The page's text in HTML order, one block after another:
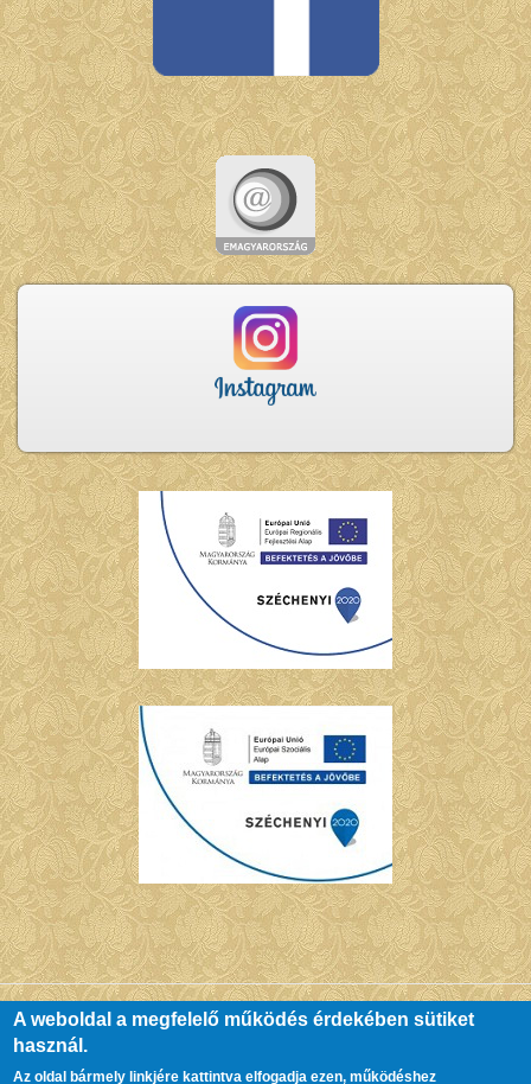
A weboldal a megfelelő működés érdekében sütiket
használ.
Az oldal bármely linkjére kattintva elfogadja ezen, működéshez